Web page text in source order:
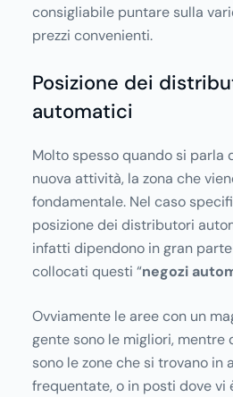
consigliabile puntare sulla
prezzi convenienti.
Posizione dei
automatici
Molto spesso quando si parla
nuova attività, la zona che
fondamentale. Nel caso
posizione dei distributori
infatti dipendono in gran
collocati questi “negozi
Ovviamente le aree con un
gente sono le migliori, mentre
sono le zone che si trovano in
frequentate, o in posti dove vi